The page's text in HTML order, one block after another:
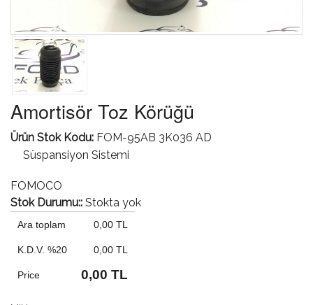
Amortisör Toz Körüğü
Ürün Stok Kodu: FOM-95AB 3K036 AD
Süspansiyon Sistemi
FOMOCO
Stok Durumu:: Stokta yok
Ara toplam 0,00 TL
K.D.V. %20 0,00 TL
Price 0,00 TL